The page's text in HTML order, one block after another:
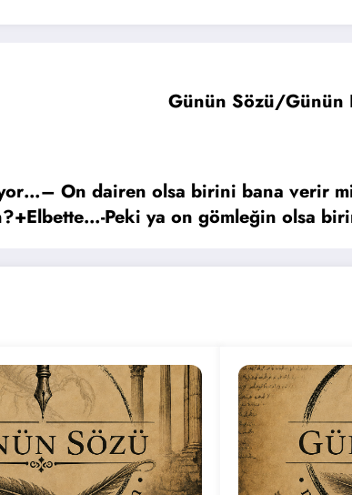
Günün Sözü/Günün
On dairen olsa birini bana verir
Peki ya on gömleğin olsa